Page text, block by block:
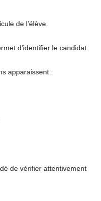
de l’élève.
d’identifier le candidat.
apparaissent :
de vérifier attentivement